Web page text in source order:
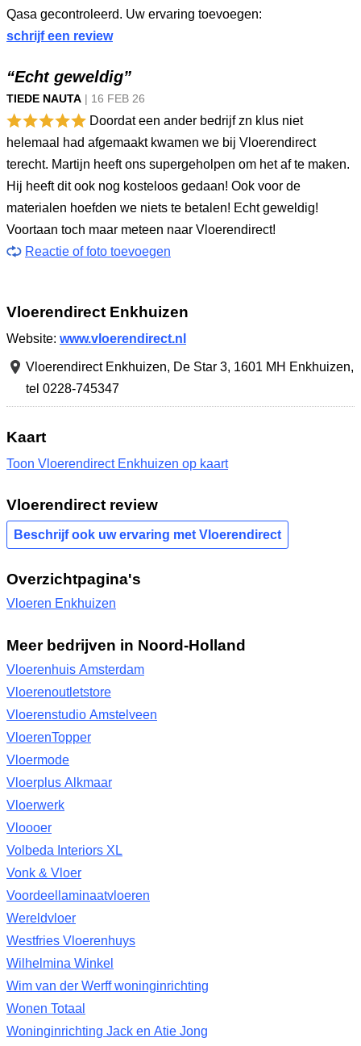
Qasa gecontroleerd. Uw ervaring toevoegen:
schrijf een review
“Echt geweldig”
TIEDE NAUTA | 16 FEB 26
Doordat een ander bedrijf zn klus niet
helemaal had afgemaakt kwamen we bij Vloerendirect
terecht. Martijn heeft ons supergeholpen om het af te maken.
Hij heeft dit ook nog kosteloos gedaan! Ook voor de
materialen hoefden we niets te betalen! Echt geweldig!
Voortaan toch maar meteen naar Vloerendirect!
Reactie of foto toevoegen
Vloerendirect Enkhuizen
Website: www.vloerendirect.nl
Vloerendirect Enkhuizen, De Star 3, 1601 MH Enkhuizen,
tel 0228-745347
Kaart
Toon Vloerendirect Enkhuizen op kaart
Vloerendirect review
Beschrijf ook uw ervaring met Vloerendirect
Overzichtpagina's
Vloeren Enkhuizen
Meer bedrijven in Noord-Holland
Vloerenhuis Amsterdam
Vloerenoutletstore
Vloerenstudio Amstelveen
VloerenTopper
Vloermode
Vloerplus Alkmaar
Vloerwerk
Vloooer
Volbeda Interiors XL
Vonk & Vloer
Voordeellaminaatvloeren
Wereldvloer
Westfries Vloerenhuys
Wilhelmina Winkel
Wim van der Werff woninginrichting
Wonen Totaal
Woninginrichting Jack en Atie Jong